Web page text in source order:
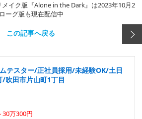
イク版『Alone in the Dark』は2023年10月2
ーグ版も現在配信中
この記事へ戻る
テスター/正社員採用/未経験OK/土日
吹田市片山町1丁目
30万300円